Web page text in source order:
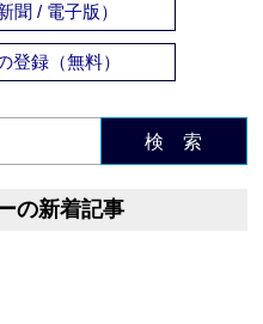
聞 / 電子版）
登録（無料）
検 索
の新着記事